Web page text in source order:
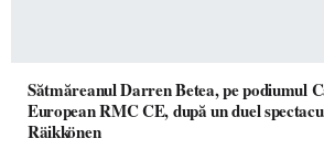
Sătmăreanul Darren Betea, pe podiumul
European RMC CE, după un duel
Räikkönen